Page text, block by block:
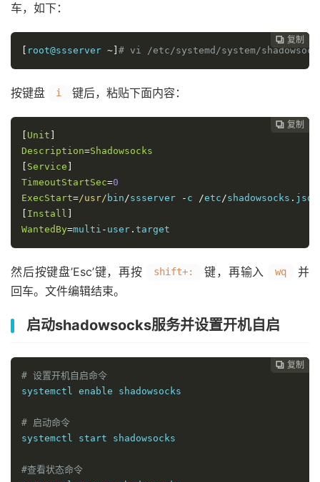
车，如下：
 复制
 复制
 复制
 复制
 复制
 复制
[ root@ssserver ~] # vi /etc/systemd/system/
按键盘 i 键后，粘贴下面内容：
 复制
 复制
 复制
 复制
 复制
[ Unit ]
Description=Shadowsocks
[ Service ]
TimeoutStartSec=0
ExecStart=/usr/ bin /ssserver - c /etc /shadowsocks .
[ Install ]
WantedBy=multi - user . target
然后按键盘’Esc’键，再按 shift+: 键，再输入 wq
并
回车。文件编辑结束。
启动shadowsocks服务并设置开机自启
 复制
 复制
 复制
 复制
# 设置开机自启命令
systemctl enable shadowsocks
# 启动命令
systemctl start shadowsocks
#查看状态命令